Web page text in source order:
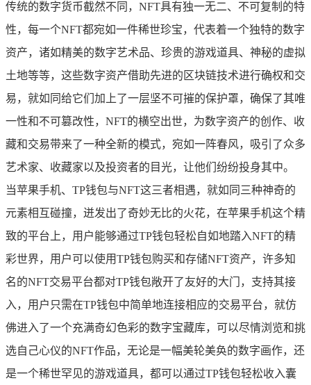
传统的数字货币截然不同，NFT具有独一无二、不可复制的特
性，每一个NFT都宛如一件稀世珍宝，代表着一个独特的数字
资产，诸如精美的数字艺术品、珍贵的游戏道具、神秘的虚拟
土地等等，这些数字资产借助先进的区块链技术进行确权和交
易，就如同给它们加上了一层坚不可摧的保护罩，确保了其唯
一性和不可篡改性，NFT的横空出世，为数字资产的创作、收
藏和交易带来了一种全新的模式，宛如一阵春风，吸引了众多
艺术家、收藏家以及投资者的目光，让他们纷纷投身其中。
当苹果手机、TP钱包与NFT这三者相遇，就如同三种神奇的
元素相互碰撞，迸发出了奇妙无比的火花，在苹果手机这个精
致的平台上，用户能够通过TP钱包轻松自如地踏入NFT的精
彩世界，用户可以使用TP钱包购买和存储NFT资产，许多知
名的NFT交易平台都对TP钱包敞开了友好的大门，支持其接
入，用户只需在TP钱包中简单地连接相应的交易平台，就仿
佛进入了一个充满奇幻色彩的数字宝藏库，可以尽情浏览和挑
选自己心仪的NFT作品，无论是一幅美轮美奂的数字画作，还
是一个稀世罕见的游戏道具，都可以通过TP钱包轻松收入囊